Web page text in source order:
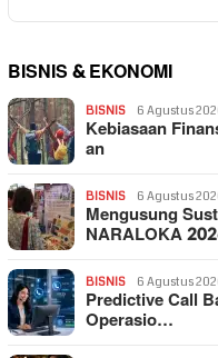
BISNIS & EKONOMI
BISNIS 6 Agustus
Kebiasaan
an
BISNIS 6 Agustus
Mengusung
NARALOKA
BISNIS 6 Agustus
Predictive Call
Operasio…